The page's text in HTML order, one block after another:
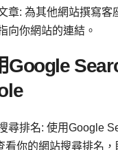
章: 為其他網站撰寫客
向你網站的連結。
Google
尋排名: 使用Google
看你的網站搜尋排名，